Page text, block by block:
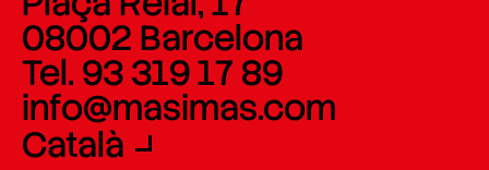
08002 Barcelona
Tel. 93 319 17 89
info@masimas.com
Català